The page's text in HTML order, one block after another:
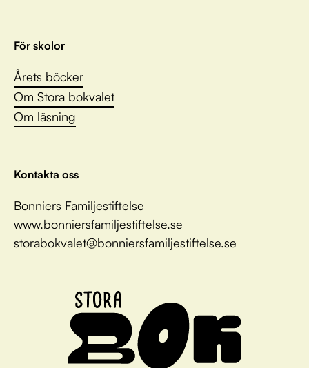
För skolor
Årets böcker
Om Stora bokvalet
Om läsning
Kontakta oss
Bonniers Familjestiftelse
www.bonniersfamiljestiftelse.se
storabokvalet@bonniersfamiljestiftelse.se